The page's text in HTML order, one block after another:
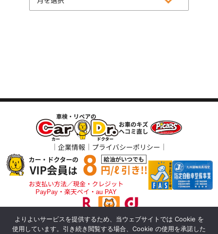
企業情報 プライバシーポリシー
お支払い方法／現金・クレジット
PayPay・楽天ペイ・au PAY
アポロステーションをご利用の方
（ポイント払いも可）
よりよいサービスを提供するため、当ウェブサイトでは Cookie を
使用しています。引き続き閲覧する場合、Cookie の使用を承諾した